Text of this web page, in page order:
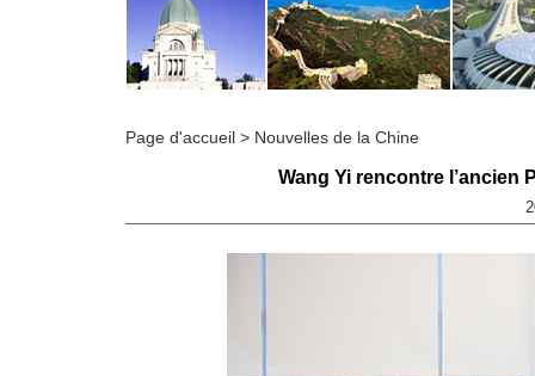
Page d'accueil > Nouvelles de la Chine
Wang Yi rencontre l’ancien